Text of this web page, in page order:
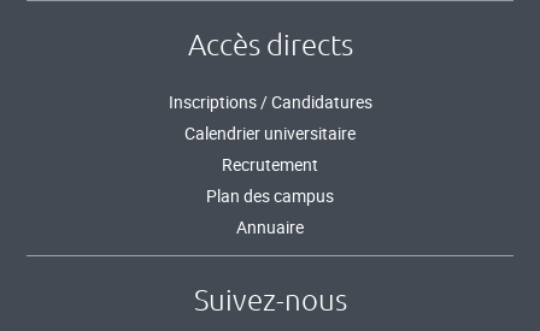
Accès directs
Inscriptions / Candidatures
Calendrier universitaire
Recrutement
Plan des campus
Annuaire
Suivez-nous